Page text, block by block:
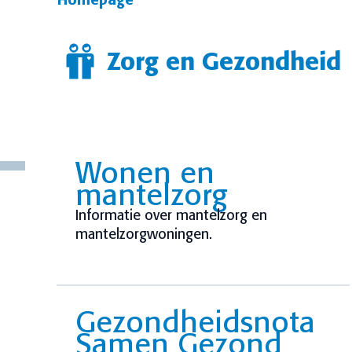
Zorg en Gezondheid
Wonen en
mantelzorg
Informatie over mantelzorg en
mantelzorgwoningen.
Gezondheidsnota
Samen Gezond